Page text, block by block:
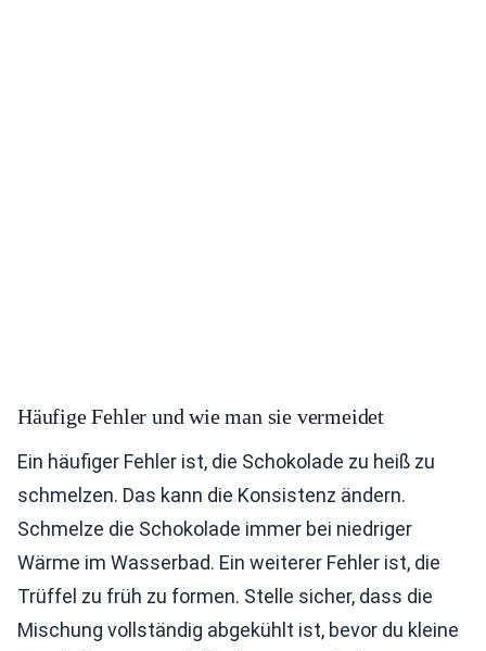
Häufige Fehler und wie man sie vermeidet
Ein häufiger Fehler ist, die Schokolade zu heiß zu
schmelzen. Das kann die Konsistenz ändern.
Schmelze die Schokolade immer bei niedriger
Wärme im Wasserbad. Ein weiterer Fehler ist, die
Trüffel zu früh zu formen. Stelle sicher, dass die
Mischung vollständig abgekühlt ist, bevor du kleine